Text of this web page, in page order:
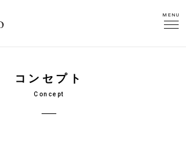
MENU
MENU
コンセプト
Concept